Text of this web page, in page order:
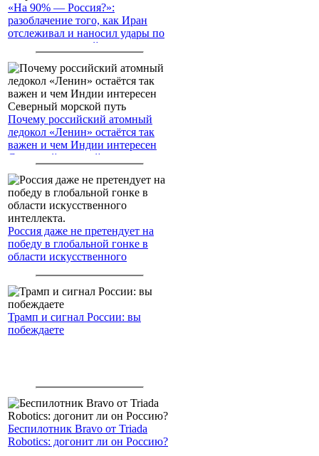
«На 90% — Россия?»:
разоблачение того, как Иран
отслеживал и наносил удары по
американским войскам
Почему российский атомный
ледокол «Ленин» остаётся так
важен и чем Индии интересен
Северный морской путь
Россия даже не претендует на
победу в глобальной гонке в
области искусственного
Трамп и сигнал России: вы
побеждаете
Беспилотник Bravo от Triada
Robotics: догонит ли он Россию?